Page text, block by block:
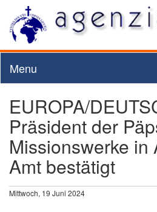
Menu
EUROPA/
Präsident der
Missionswerke in
Amt bestätigt
Mittwoch, 19 Juni 2024